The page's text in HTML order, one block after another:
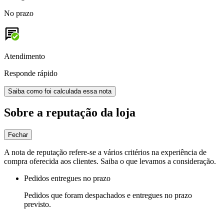
No prazo
Atendimento
Responde rápido
Saiba como foi calculada essa nota
Sobre a reputação da loja
Fechar
A nota de reputação refere-se a vários critérios na experiência de
compra oferecida aos clientes. Saiba o que levamos a consideração.
Pedidos entregues no prazo
Pedidos que foram despachados e entregues no prazo
previsto.